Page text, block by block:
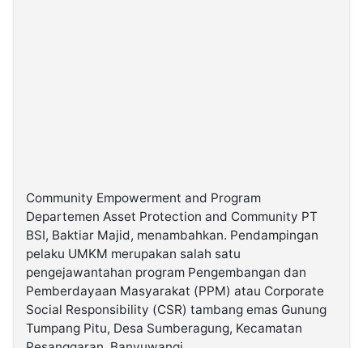
Community Empowerment and Program
Departemen Asset Protection and Community PT
BSI, Baktiar Majid, menambahkan. Pendampingan
pelaku UMKM merupakan salah satu
pengejawantahan program Pengembangan dan
Pemberdayaan Masyarakat (PPM) atau Corporate
Social Responsibility (CSR) tambang emas Gunung
Tumpang Pitu, Desa Sumberagung, Kecamatan